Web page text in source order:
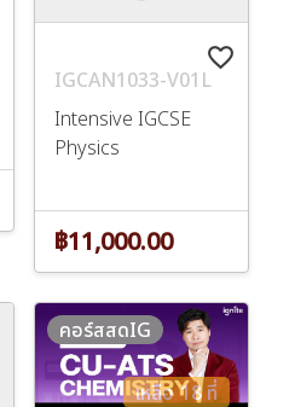
favorite_border
IGCAN1033-V01L
Intensive IGCSE
Physics
฿11,000.00
เหลือ 18 ที่
คอร์สสดIG